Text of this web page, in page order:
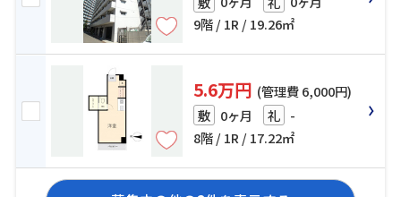
9階 / 1R / 19.26㎡
5.6万円 (管理費 6,000円)
敷 0ヶ月 礼 -
8階 / 1R / 17.22㎡